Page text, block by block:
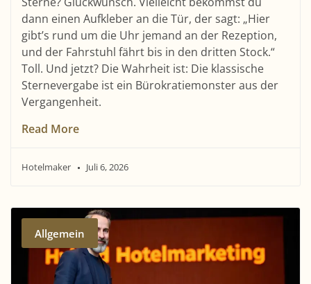
dann einen Aufkleber an die Tür, der sagt: „Hier
gibt’s rund um die Uhr jemand an der Rezeption,
und der Fahrstuhl fährt bis in den dritten Stock.“
Toll. Und jetzt? Die Wahrheit ist: Die klassische
Sternevergabe ist ein Bürokratiemonster aus der
Vergangenheit.
Read More
Hotelmaker Juli 6, 2026
Allgemein